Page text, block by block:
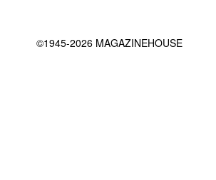
©1945-2026 MAGAZINEHOUSE